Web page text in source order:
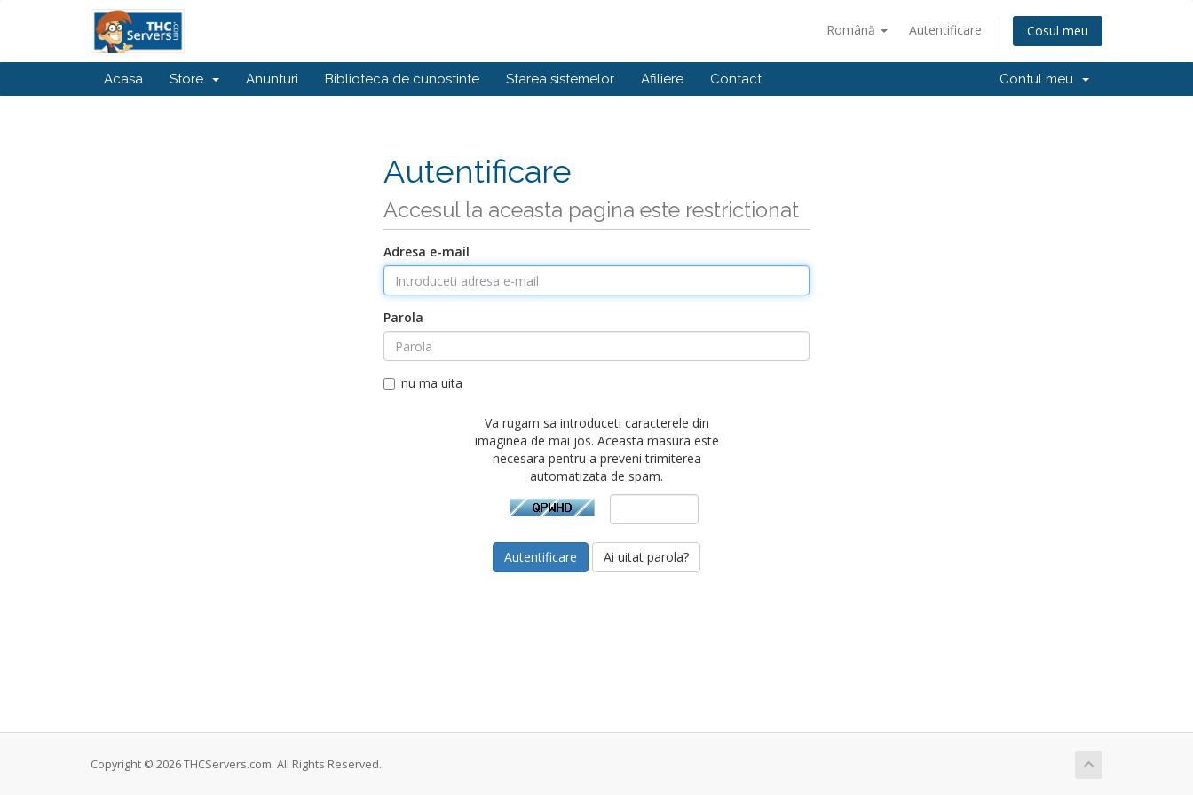
Română Autentificare Cosul meu
Acasa Store Anunturi Biblioteca de cunostinte Starea sistemelor Afiliere Contact Contul meu
Autentificare
Accesul la aceasta pagina este restrictionat
Adresa e-mail
Parola
nu ma uita
Va rugam sa introduceti caracterele din
imaginea de mai jos. Aceasta masura este
necesara pentru a preveni trimiterea
automatizata de spam.
Ai uitat parola?
Copyright © 2026 THCServers.com. All Rights Reserved.